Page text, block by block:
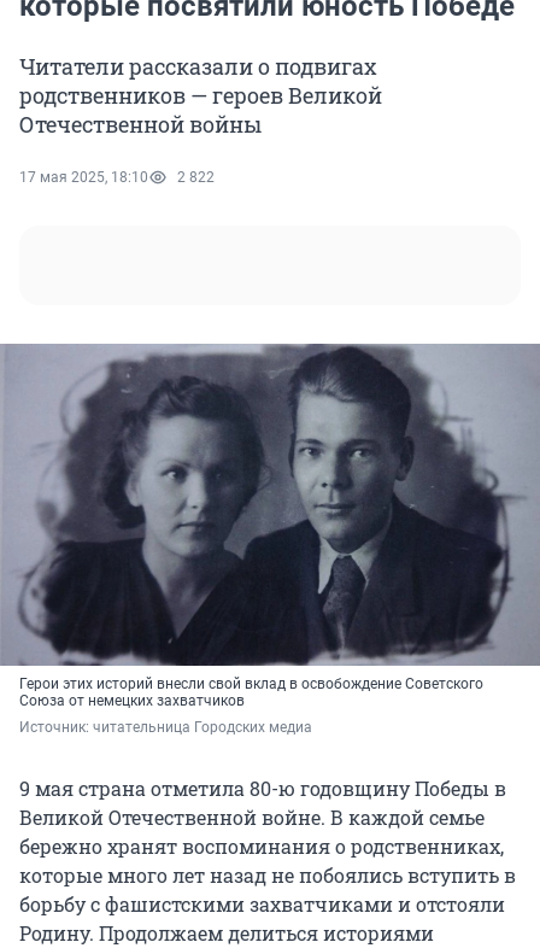
Читатели рассказали о подвигах
родственников — героев Великой
Отечественной войны
17 мая 2025, 18:10 2 822
Герои этих историй внесли свой вклад в освобождение Советского
Союза от немецких захватчиков
Источник: читательница Городских медиа
9 мая страна отметила 80-ю годовщину Победы в
Великой Отечественной войне. В каждой семье
бережно хранят воспоминания о родственниках,
которые много лет назад не побоялись вступить в
борьбу с фашистскими захватчиками и отстояли
Родину. Продолжаем делиться историями